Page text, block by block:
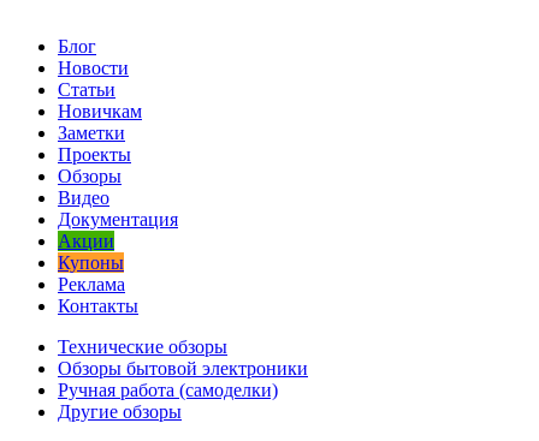
Блог
Новости
Статьи
Новичкам
Заметки
Проекты
Обзоры
Видео
Документация
Акции
Купоны
Реклама
Контакты
Технические обзоры
Обзоры бытовой электроники
Ручная работа (самоделки)
Другие обзоры